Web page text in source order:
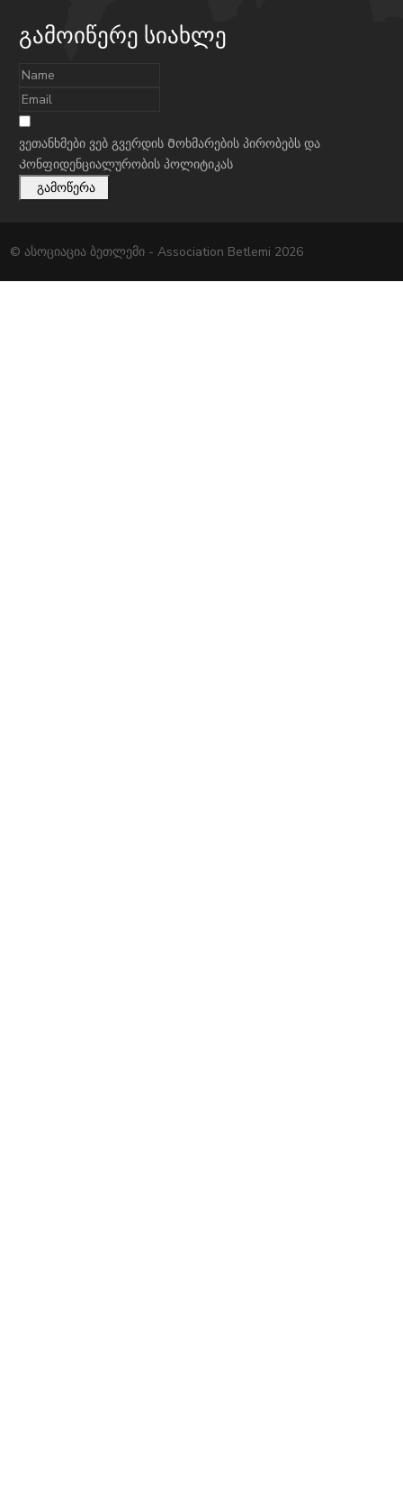
გამოიწერე სიახლე
ვეთანხმები ვებ გვერდის Მოხმარების პირობებს და
Კონფიდენციალურობის პოლიტიკას
გამოწერა
© ასოციაცია ბეთლემი - Association Betlemi 2026